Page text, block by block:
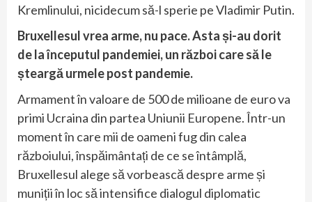
Kremlinului, nicidecum să-l sperie pe Vladimir Putin.
Bruxellesul vrea arme, nu pace.Asta și-au dorit
de la începutul pandemiei, un război care să le
șteargă urmele post pandemie.
Armament în valoare de 500 de milioane de euro va
primi Ucraina din partea Uniunii Europene. Într-un
moment în care mii de oameni fug din calea
războiului, înspăimântați de ce se întâmplă,
Bruxellesul alege să vorbească despre arme și
muniții în loc să intensifice dialogul diplomatic